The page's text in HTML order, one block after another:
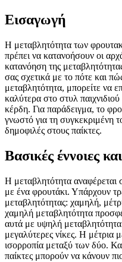
Εισαγωγή
Η μεταβλητότητα των
πρέπει να κατανοήσουν οι
κατανόηση της
σας σχετικά με το πότε και
μεταβλητότητα, μπορείτε να
καλύτερα στο στυλ
κέρδη. Για παράδειγμα, το
γνωστό για τη συγκεκριμένη
δημοφιλές στους παίκτες.
Βασικές έννοιες
Η μεταβλητότητα αναφέρεται
με ένα φρουτάκι. Υπάρχουν
μεταβλητότητας: χαμηλή,
χαμηλή μεταβλητότητα
αυτά με υψηλή
μεγαλύτερες νίκες. Η μέτρια
ισορροπία μεταξύ των δύο.
παίκτες μπορούν να κάνουν